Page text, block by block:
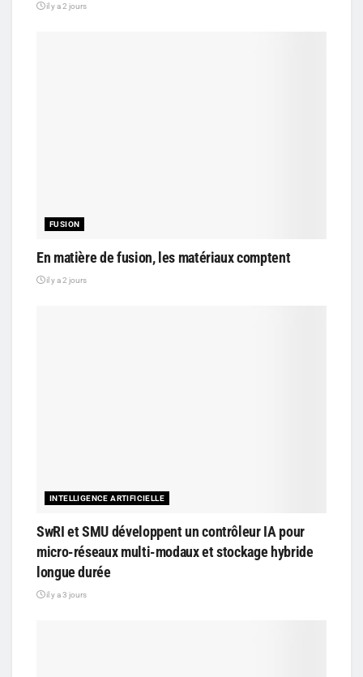
il y a 2 jours
FUSION
En matière de fusion, les matériaux comptent
il y a 2 jours
INTELLIGENCE ARTIFICIELLE
SwRI et SMU développent un contrôleur IA pour
micro-réseaux multi-modaux et stockage hybride
longue durée
il y a 3 jours